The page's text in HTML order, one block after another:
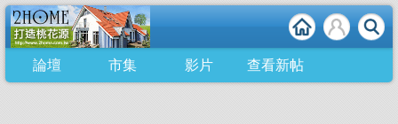
論壇 市集 影片 查看新帖